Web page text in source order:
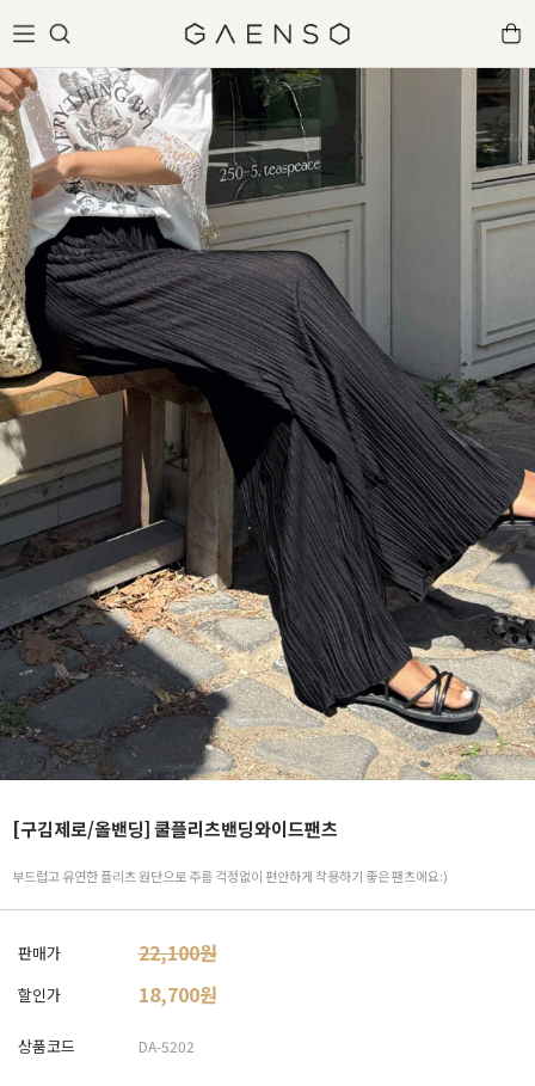
[구김제로/올밴딩] 쿨플리츠밴딩와이드팬츠
부드럽고 유연한 플리츠 원단으로 주름 걱정없이 편안하게 착용하기 좋은 팬츠에요:)
판매가 22,100원
할인가 18,700원
상품코드 DA-5202